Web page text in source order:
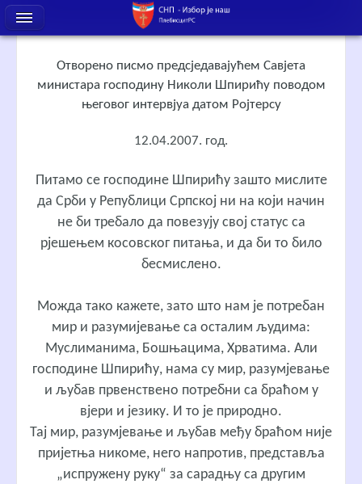
Отворено писмо предсједавајућем Савјета
министара господину Николи Шпирићу поводом
његовог интервјуа датом Ројтерсу
12.04.2007. год.
Питамо се господине Шпирићу зашто мислите
да Срби у Републици Српској ни на који начин
не би требало да повезују свој статус са
рјешењем косовског питања, и да би то било
бесмислено.
Можда тако кажете, зато што нам је потребан
мир и разумијевање са осталим људима:
Муслиманима, Бошњацима, Хрватима. Али
господине Шпирићу, нама су мир, разумјевање
и љубав првенствено потребни са браћом у
вјери и језику. И то је природно.
Тај мир, разумјевање и љубав међу браћом није
пријетња никоме, него напротив, представља
„испружену руку“ за сарадњу са другим